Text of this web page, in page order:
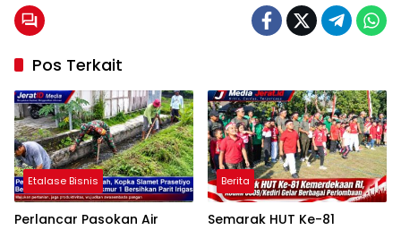
Pos Terkait
Etalase Bisnis
Perlancar Pasokan Air
Berita
Semarak HUT Ke-81